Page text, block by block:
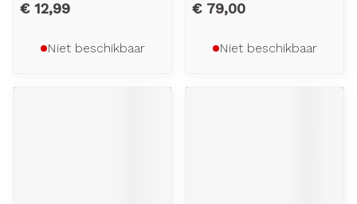
€ 12,99
Niet beschikbaar
€ 79,00
Niet beschikbaar